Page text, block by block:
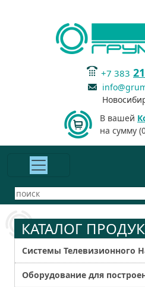
+7 383
В вашей
на сумму
КАТАЛОГ
Системы Телевизионного
Оборудование для